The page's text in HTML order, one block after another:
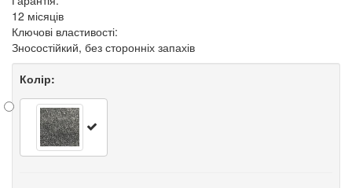
12 місяців
Ключові властивості:
Зносостійкий, без сторонніх запахів
Колір: